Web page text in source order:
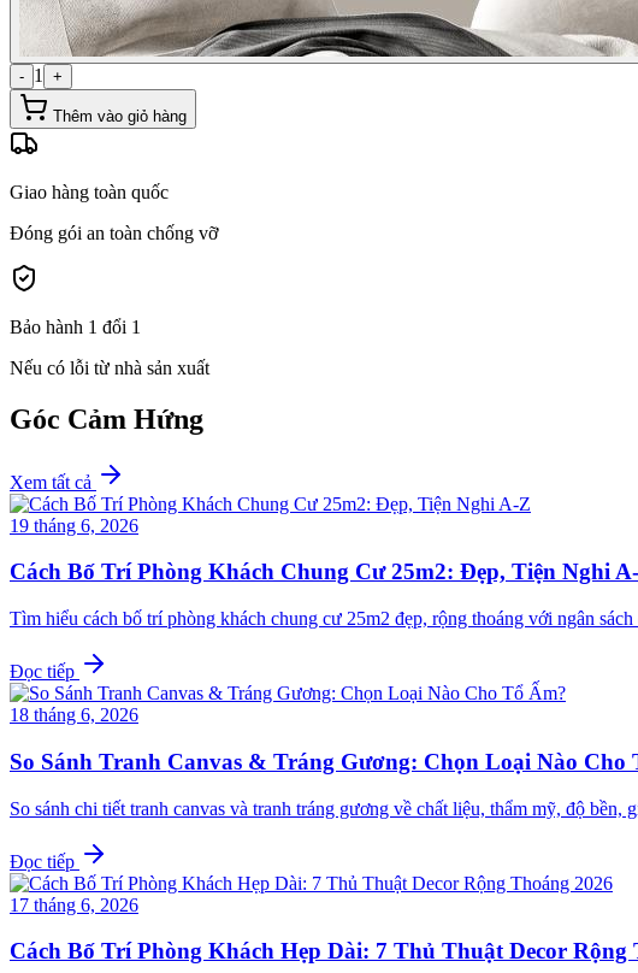
- 1 +
Thêm vào giỏ hàng
Giao hàng toàn quốc
Đóng gói an toàn chống vỡ
Bảo hành 1 đổi 1
Nếu có lỗi từ nhà sản xuất
Góc Cảm Hứng
Xem tất cả
19 tháng 6, 2026
Cách Bố Trí Phòng Khách Chung Cư 25m2: Đẹp, Tiện Nghi
Tìm hiểu cách bố trí phòng khách chung cư 25m2 đẹp, rộng thoáng với ngân
Đọc tiếp
18 tháng 6, 2026
So Sánh Tranh Canvas & Tráng Gương: Chọn Loại Nào Cho
So sánh chi tiết tranh canvas và tranh tráng gương về chất liệu, thẩm mỹ, độ
Đọc tiếp
17 tháng 6, 2026
Cách Bố Trí Phòng Khách Hẹp Dài: 7 Thủ Thuật Decor Rộng